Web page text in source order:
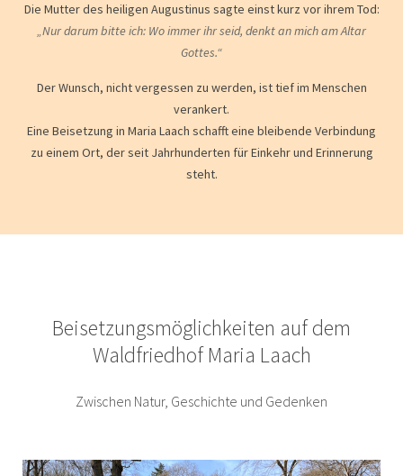
Die Mutter des heiligen Augustinus sagte einst kurz vor ihrem Tod:
„Nur darum bitte ich: Wo immer ihr seid, denkt an mich am Altar
Gottes.“
Der Wunsch, nicht vergessen zu werden, ist tief im Menschen
verankert.
Eine Beisetzung in Maria Laach schafft eine bleibende Verbindung
zu einem Ort, der seit Jahrhunderten für Einkehr und Erinnerung
steht.
Beisetzungsmöglichkeiten auf dem
Waldfriedhof Maria Laach
Zwischen Natur, Geschichte und Gedenken